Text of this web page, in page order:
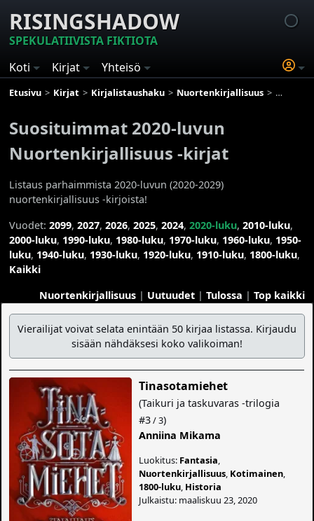
RISINGSHADOW
SPEKULATIIVISTA FIKTIOTA
Koti
Kirjat Yhteisö
Etusivu Kirjat Kirjalistaushaku Nuortenkirjallisuus
Suosituimmat 2020-luvun
Nuortenkirjallisuus -kirjat
Listaus parhaimmista 2020-luvun (2020-2029)
nuortenkirjallisuus -kirjoista!
Vuodet:2099,2027,2026,2025,2024,2020-luku,2010-luku,
2000-luku, 1990-luku, 1980-luku, 1970-luku, 1960-luku, 1950-
luku, 1940-luku, 1930-luku, 1920-luku, 1910-luku, 1800-luku,
Kaikki
Nuortenkirjallisuus| Uutuudet| Tulossa | Top kaikki
Vierailijat voivat selata enintään 50 kirjaa listassa. Kirjaudu
sisään nähdäksesi koko valikoiman!
Tinasotamiehet
(Taikuri ja taskuvaras -trilogia
#3/ 3)
Anniina Mikama
Luokitus: Fantasia
Nuortenkirjallisuus Kotimainen
1800-luku Historia
Julkaistu: maaliskuu 23, 2020